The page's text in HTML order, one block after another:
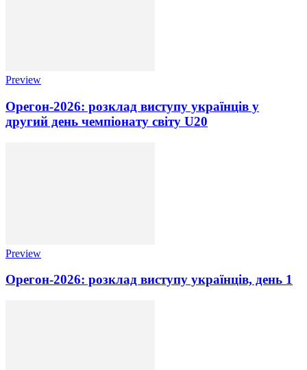
Preview
Орегон-2026: розклад виступу українців у
другий день чемпіонату світу U20
Preview
Орегон-2026: розклад виступу українців, день 1